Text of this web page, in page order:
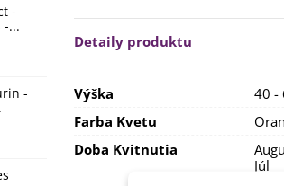
-
-...
-
Begónia plnokvetá žltá -
Eukalyptus Baby Blue -
Blahovičník - Eukalyptus...
4,08 €
Detaily produktu
Výška
40 -
Farba Kvetu
Doba Kvitnutia
Júl